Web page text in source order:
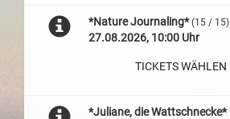
*Nature Journaling* (15 / 15)
27.08.2026, 10:00 Uhr
TICKETS WÄHLEN
*Juliane, die Wattschnecke*